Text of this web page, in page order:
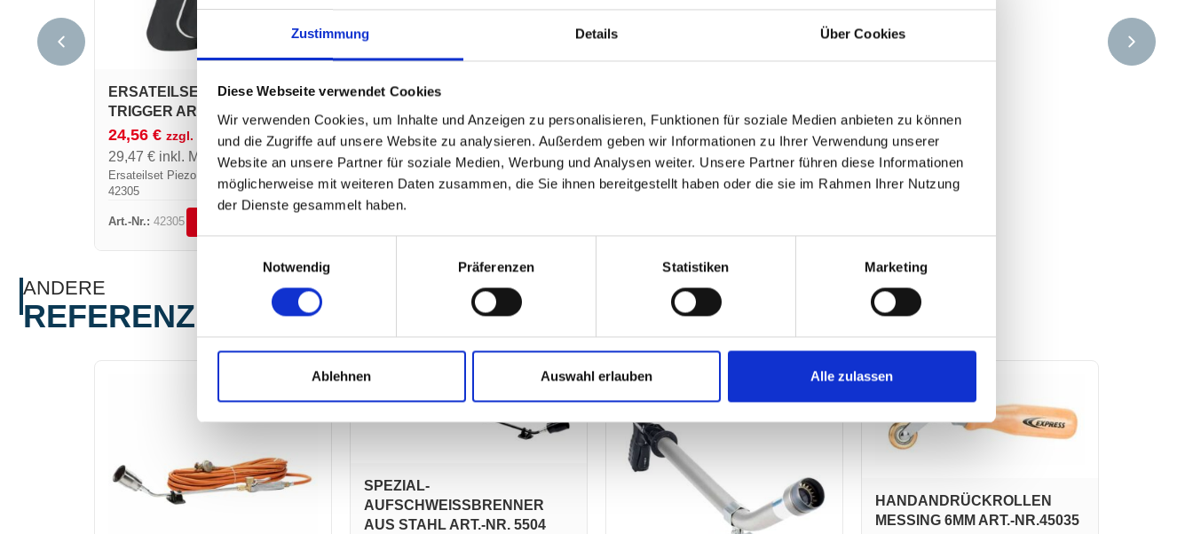
Zustimmung Details Über Cookies
Diese Webseite verwendet Cookies
Wir verwenden Cookies, um Inhalte und Anzeigen zu personalisieren, Funktionen für soziale Medien anbieten zu können
und die Zugriffe auf unsere Website zu analysieren. Außerdem geben wir Informationen zu Ihrer Verwendung unserer
Website an unsere Partner für soziale Medien, Werbung und Analysen weiter. Unsere Partner führen diese Informationen
möglicherweise mit weiteren Daten zusammen, die Sie ihnen bereitgestellt haben oder die sie im Rahmen Ihrer Nutzung
der Dienste gesammelt haben.
Notwendig
Präferenzen Statistiken Marketing
Ablehnen Auswahl erlauben Alle zulassen
ERSATEILSET PIEZO +
TRIGGER ART.-NR. 42305
24,56 € zzgl. MwSt.
29,47 € inkl. MwSt.
Ersateilset Piezo + trigger Art.-NR.
42305
Art.-Nr.: 42305
ANDERE
REFERENZEN
SPEZIAL-
AUFSCHWEISSBRENNER A
US STAHL ART.-NR. 5504
HANDANDRÜCKROLLEN
MESSING 6MM ART.-NR.45035